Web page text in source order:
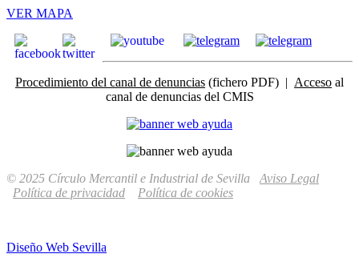
VER MAPA
Procedimiento del canal de denuncias (fichero PDF) | Acceso al
canal de denuncias del CMIS
© 2025 Círculo Mercantil e Industrial de Sevilla Aviso Legal
Política de privacidad
Política de cookies
Diseño Web Sevilla